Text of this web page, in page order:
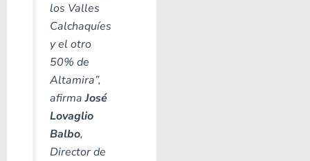
los Valles
Calchaquíes
y el otro
50% de
Altamira”,
afirmaJosé
Lovaglio
Balbo,
Director de